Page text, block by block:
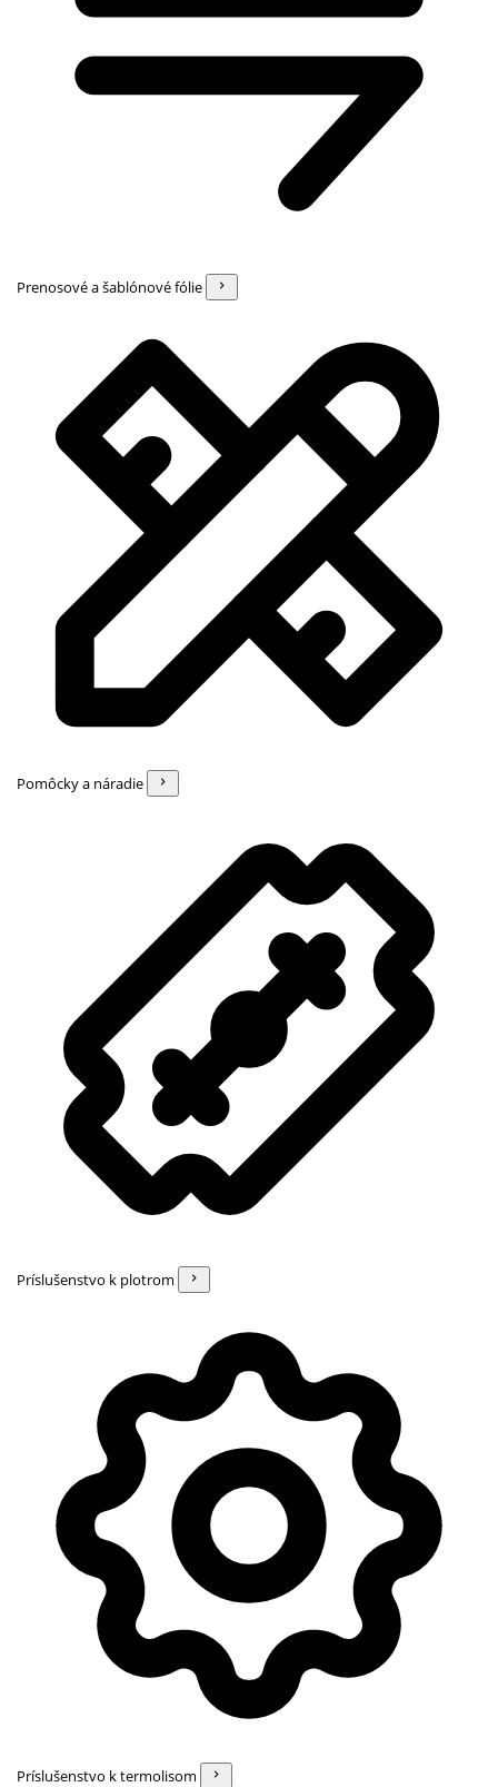
Prenosové a šablónové fólie
Pomôcky a náradie
Príslušenstvo k plotrom
Príslušenstvo k termolisom